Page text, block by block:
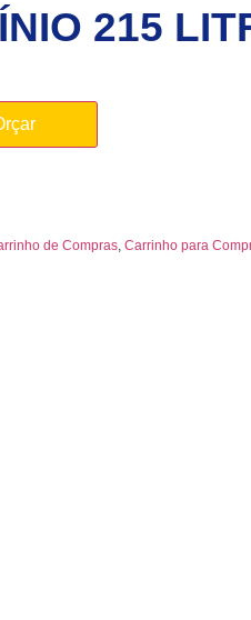
215
de Compras, Carrinho para